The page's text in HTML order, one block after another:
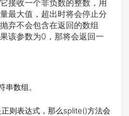
接收一个非负数的整数，用
最大值，超出时将会停止分
弃不会包含在返回的数组
该参数为0，那将会返回一
数组。
则表达式，那么splite()方法会